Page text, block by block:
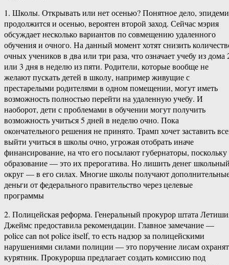
1. Школы. Открывать или нет осенью? Понятное дело,
продолжится и осенью, вероятен второй заход. Сейчас мэрия
обсуждает несколько вариантов по совмещению удаленного
обучения и очного. На данный момент хотят снизить
очных учеников в два или три раза, что означает учебу из дома
или 3 дня в неделю из пяти. Родители, которые вообще не
желают пускать детей в школу, например живущие с
престарелыми родителями в одном помещении, могут иметь
возможность полностью перейти на удаленную учебу. И
наоборот, дети с проблемами в обучении могут получить
возможность учиться 5 дней в неделю очно. Пока
окончательного решения не принято. Трамп хочет заставить
выйти учиться в школы очно, угрожая отобрать иначе
финансирование, на что его посылают губернаторы, поскольку
образование — это их прерогатива. Но лишить денег
округ — в его силах. Многие школы получают
деньги от федерального правительство через целевые
программы
2. Полицейская реформа. Генеральный прокурор штата
Джеймс предоставила рекомендации. Главное замечание —
police can not police itself, то есть надзор за полицейскими
нарушениями силами полиции — это поручение лисам
курятник. Прокурорша предлагает создать комиссию под